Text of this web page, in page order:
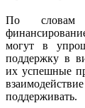
По словам
могут в
поддержку в
их успешные
поддерживать.